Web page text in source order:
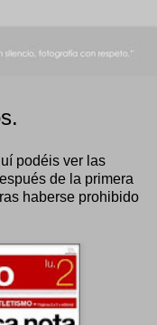
podéis ver las
de la primera
haberse prohibido